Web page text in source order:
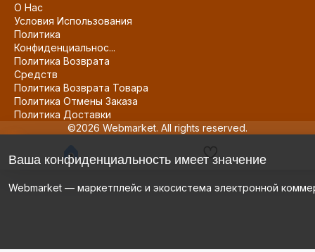
О Нас
Условия Использования
Политика
Конфиденциальнос...
Политика Возврата
Средств
Политика Возврата Товара
Политика Отмены Заказа
Политика Доставки
©2026 Webmarket. All rights reserved.
Ваша конфиденциальность имеет значение
Webmarket — маркетплейс и экосистема электронной